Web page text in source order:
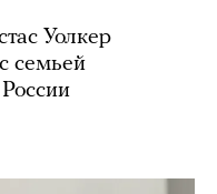
Уолкер
семьей